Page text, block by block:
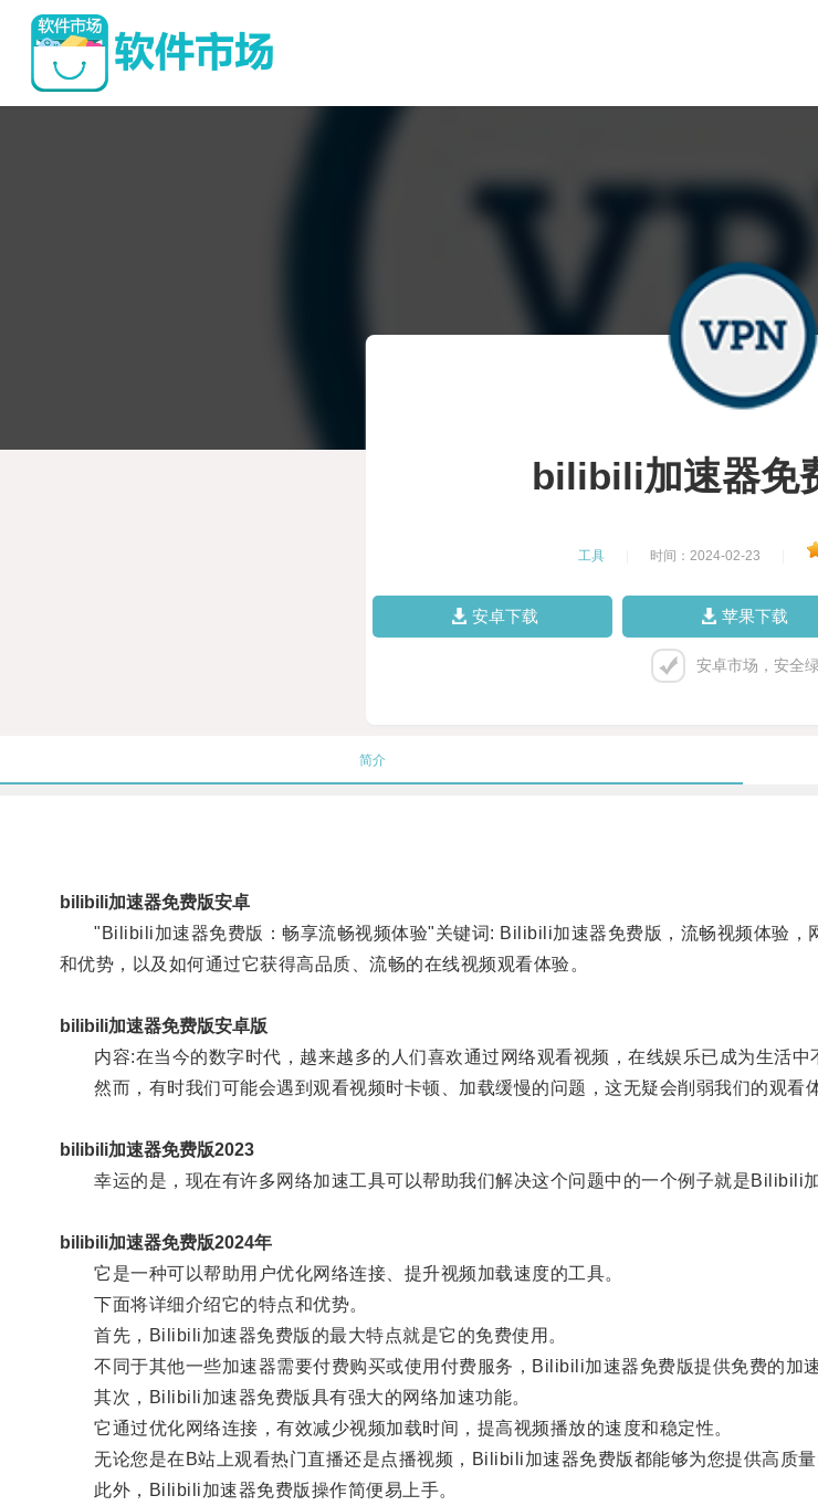
bilibili加速器免
工具 时间：2024-02-23
安卓下载 苹果下载
安卓市场，安全
简介
bilibili加速器免费版安卓
"Bilibili加速器免费版：畅享流畅视频体验"关键词: Bilibili加速器免费版，流畅视频体验，
和优势，以及如何通过它获得高品质、流畅的在线视频观看体验。
bilibili加速器免费版安卓版
内容:在当今的数字时代，越来越多的人们喜欢通过网络观看视频，在线娱乐已成为生活中
然而，有时我们可能会遇到观看视频时卡顿、加载缓慢的问题，这无疑会削弱我们的观看体
bilibili加速器免费版2023
幸运的是，现在有许多网络加速工具可以帮助我们解决这个问题中的一个例子就是Bilibili加
bilibili加速器免费版2024年
它是一种可以帮助用户优化网络连接、提升视频加载速度的工具。
下面将详细介绍它的特点和优势。
首先，Bilibili加速器免费版的最大特点就是它的免费使用。
不同于其他一些加速器需要付费购买或使用付费服务，Bilibili加速器免费版提供免费的加
其次，Bilibili加速器免费版具有强大的网络加速功能。
它通过优化网络连接，有效减少视频加载时间，提高视频播放的速度和稳定性。
无论您是在B站上观看热门直播还是点播视频，Bilibili加速器免费版都能够为您提供高质量
此外，Bilibili加速器免费版操作简便易上手。